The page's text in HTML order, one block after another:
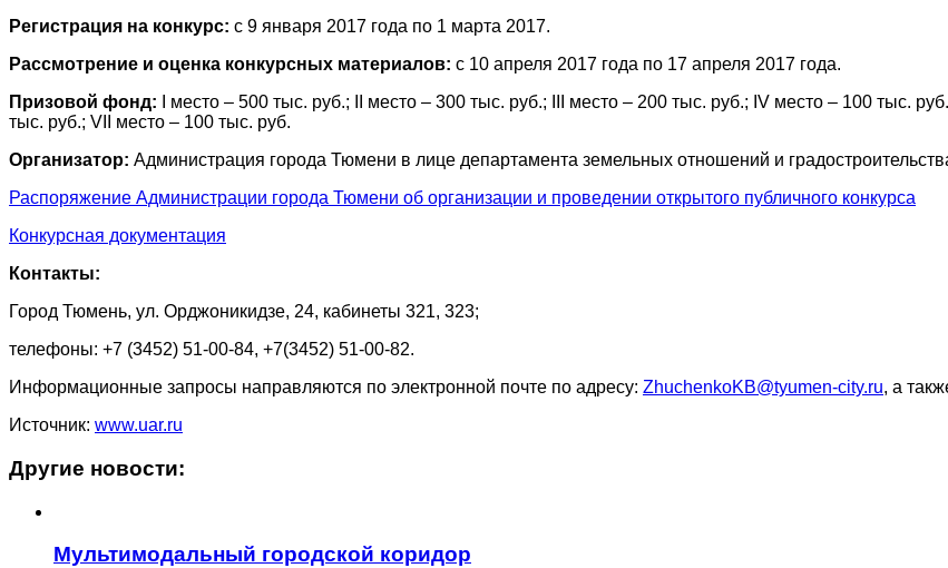
Регистрация на конкурс: с 9 января 2017 года по 1 марта 2017.
Рассмотрение и оценка конкурсных материалов: с 10 апреля 2017 года по 17 апреля 2017 года.
Призовой фонд: I место – 500 тыс. руб.; II место – 300 тыс. руб.; III место – 200 тыс. руб.; IV место – 100 тыс.
тыс. руб.; VII место – 100 тыс. руб.
Организатор: Администрация города Тюмени в лице департамента земельных отношений и
Распоряжение Администрации города Тюмени об организации и проведении открытого публичного конкурса
Конкурсная документация
Контакты:
Город Тюмень, ул. Орджоникидзе, 24, кабинеты 321, 323;
телефоны: +7 (3452) 51-00-84, +7(3452) 51-00-82.
Информационные запросы направляются по электронной почте по адресу: ZhuchenkoKB@tyumen-city.ru, а
Источник: www.uar.ru
Другие новости:
Мультимодальный городской коридор